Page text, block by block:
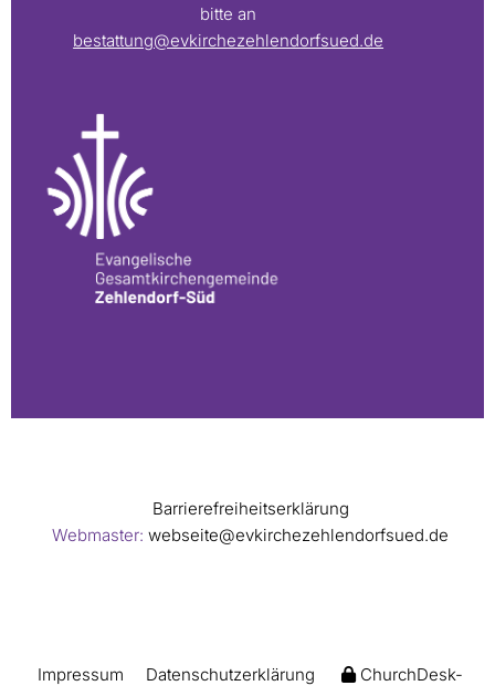
bitte an
bestattung@evkirchezehlendorfsued.de
Barrierefreiheitserklärung
Webmaster: webseite@evkirchezehlendorfsued.de
Impressum Datenschutzerklärung
ChurchDesk-